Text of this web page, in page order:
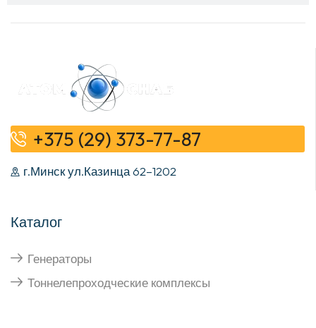
+375 (29) 373-77-87
г.Минск ул.Казинца 62–1202
Каталог
Генераторы
Тоннелепроходческие комплексы